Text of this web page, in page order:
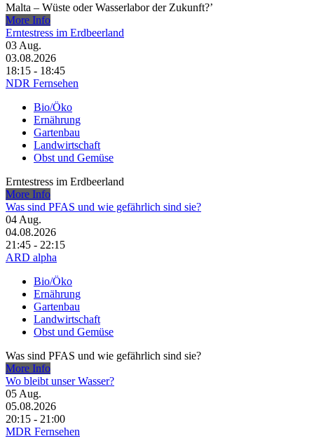
Malta – Wüste oder Wasserlabor der Zukunft?’
More Info
Erntestress im Erdbeerland
03 Aug.
03.08.2026
18:15 - 18:45
NDR Fernsehen
Bio/Öko
Ernährung
Gartenbau
Landwirtschaft
Obst und Gemüse
Erntestress im Erdbeerland
More Info
Was sind PFAS und wie gefährlich sind sie?
04 Aug.
04.08.2026
21:45 - 22:15
ARD alpha
Bio/Öko
Ernährung
Gartenbau
Landwirtschaft
Obst und Gemüse
Was sind PFAS und wie gefährlich sind sie?
More Info
Wo bleibt unser Wasser?
05 Aug.
05.08.2026
20:15 - 21:00
MDR Fernsehen